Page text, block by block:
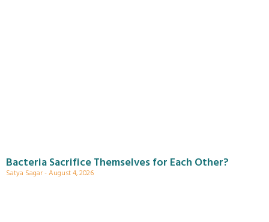
Bacteria Sacrifice Themselves for Each Other?
Satya Sagar August 4, 2026